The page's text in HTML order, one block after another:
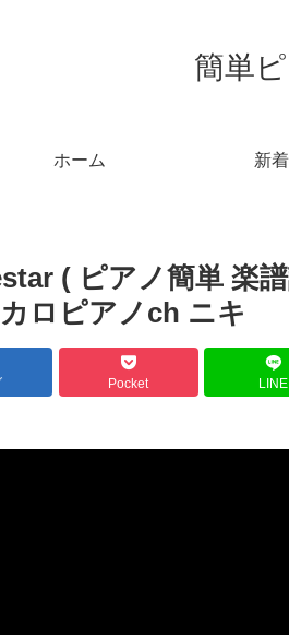
簡単
ホーム 新着
( ピアノ簡単 楽
ロピアノch ニキ
Pocket LINE